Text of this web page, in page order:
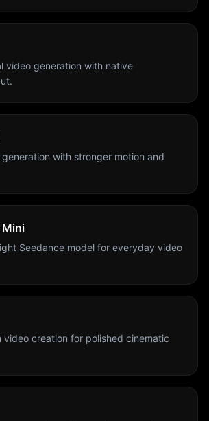
video generation with native
with stronger motion and
Mini
Seedance model for everyday video
creation for polished cinematic